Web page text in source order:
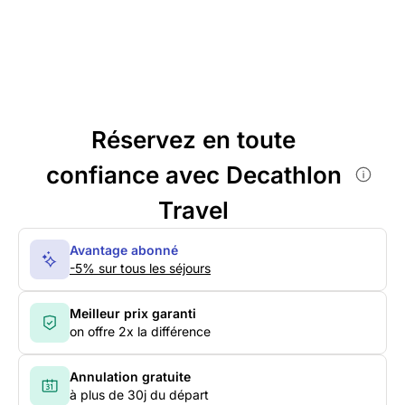
Réservez en toute
confiance avec Decathlon
Travel
Avantage abonné
-5% sur tous les séjours
Meilleur prix garanti
on offre 2x la différence
Annulation gratuite
à plus de 30j du départ